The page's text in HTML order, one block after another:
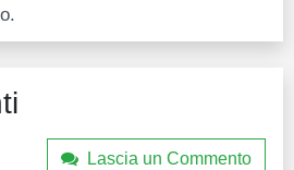
Lascia un Commento